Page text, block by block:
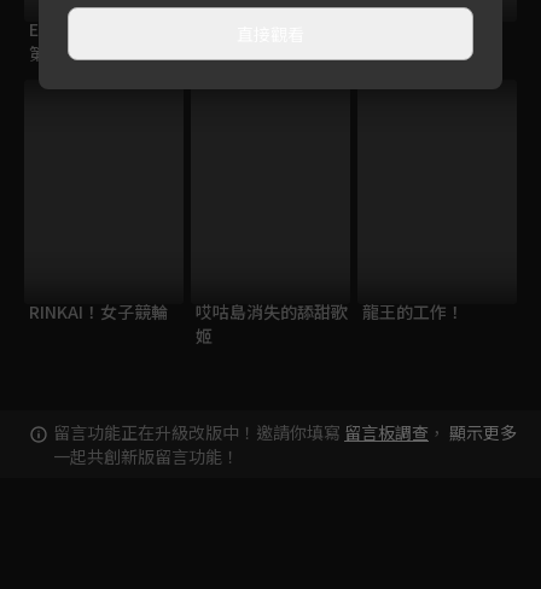
ELTV｜童話任意門
第一季
RINKAI！女子競輪
哎咕島消失的舔甜歌
姬
龍王的工作！
留言功能正在升級改版中！邀請你填寫 留言板調查 ，
一起共創新版留言功能！
顯示更多